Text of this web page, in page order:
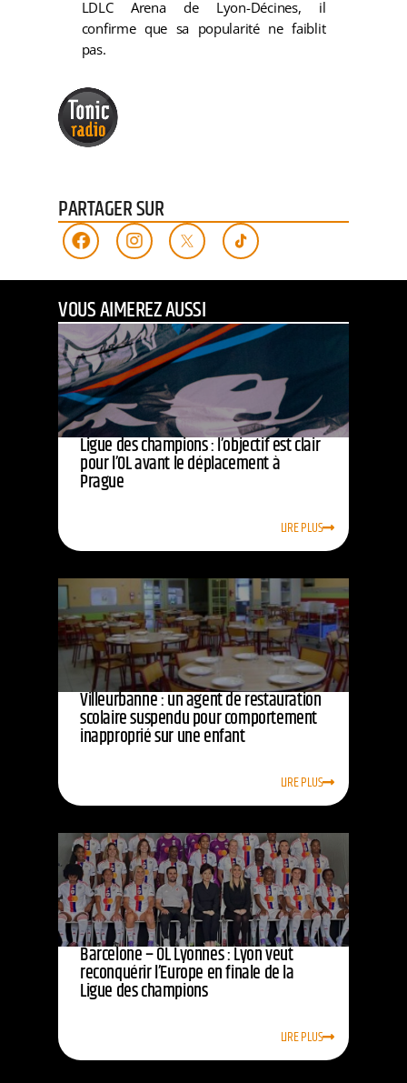
LDLC Arena de Lyon-Décines, il
confirme que sa popularité ne faiblit
pas.
PARTAGER SUR
VOUS AIMEREZ AUSSI
Ligue des champions : l’objectif est clair
pour l’OL avant le déplacement à
Prague
LIRE PLUS
Villeurbanne : un agent de restauration
scolaire suspendu pour comportement
inapproprié sur une enfant
LIRE PLUS
Barcelone – OL Lyonnes : Lyon veut
reconquérir l’Europe en finale de la
Ligue des champions
LIRE PLUS